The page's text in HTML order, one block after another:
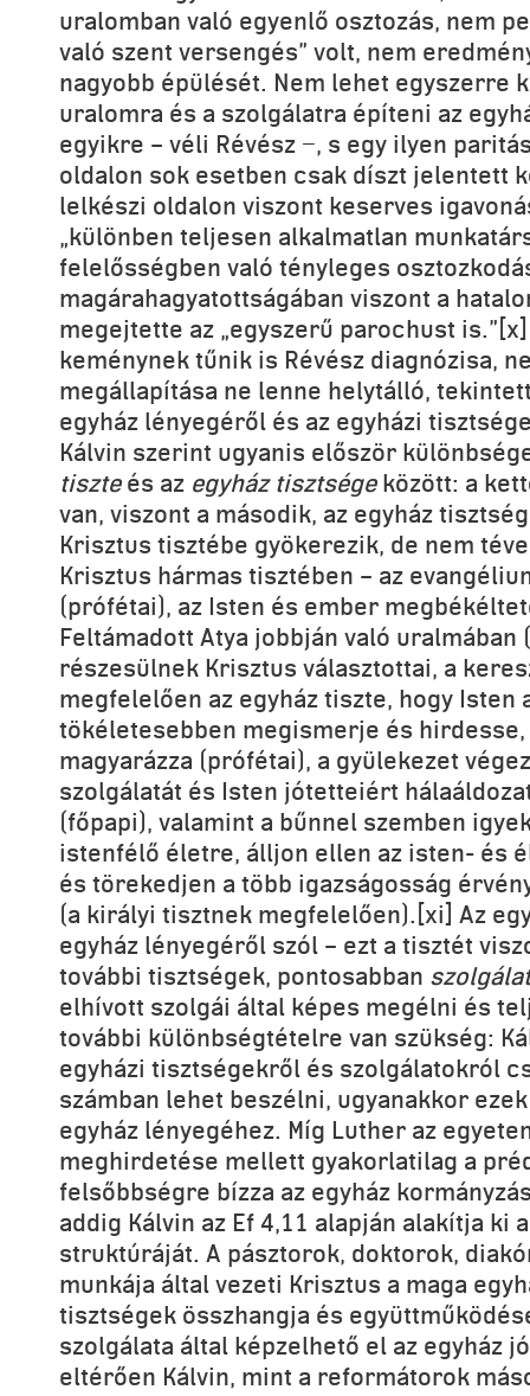
uralomban való egyenlő osztozás, nem
való szent versengés” volt, nem
nagyobb épülését. Nem lehet egyszerre
uralomra és a szolgálatra építeni az
egyikre – véli Révész −, s egy ilyen
oldalon sok esetben csak díszt jelentett
lelkészi oldalon viszont keserves
„különben teljesen alkalmatlan
felelősségben való tényleges
magárahagyatottságában viszont a
megejtette az „egyszerű parochust
keménynek tűnik is Révész diagnózisa,
megállapítása ne lenne helytálló,
egyház lényegéről és az egyházi
Kálvin szerint ugyanis először
tiszteés az egyház tisztségeközött: a
van, viszont a második, az egyház
Krisztus tisztébe gyökerezik, de nem
Krisztus hármas tisztében – az
(prófétai), az Isten és ember
Feltámadott Atya jobbján való uralmában
részesülnek Krisztus választottai, a
megfelelően az egyház tiszte, hogy Isten
tökéletesebben megismerje és
magyarázza (prófétai), a gyülekezet
szolgálatát és Isten jótetteiért
(főpapi), valamint a bűnnel szemben
istenfélő életre, álljon ellen az isten- és
és törekedjen a több igazságosság
(a királyi tisztnek megfelelően).[xi] Az
egyház lényegéről szól – ezt a tisztét
további tisztségek, pontosabban
elhívott szolgái által képes megélni és
további különbségtételre van szükség:
egyházi tisztségekről és szolgálatokról
számban lehet beszélni, ugyanakkor
egyház lényegéhez. Míg Luther az
meghirdetése mellett gyakorlatilag a
felsőbbségre bízza az egyház
addig Kálvin az Ef 4,11 alapján alakítja ki
struktúráját. A pásztorok, doktorok,
munkája által vezeti Krisztus a maga
tisztségek összhangja és
szolgálata által képzelhető el az egyház
eltérően Kálvin, mint a reformátorok